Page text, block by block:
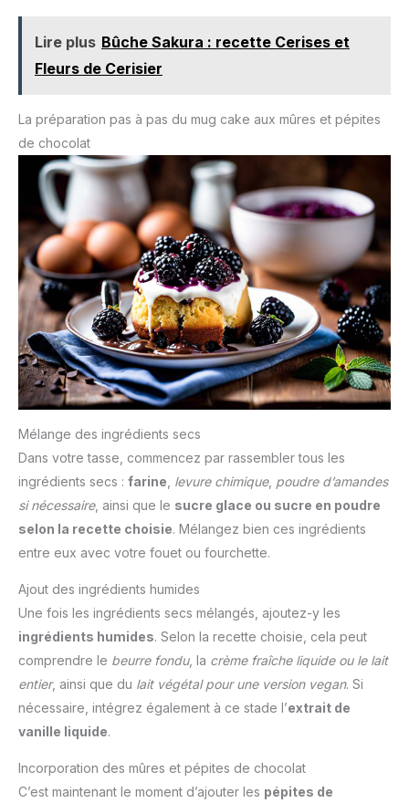
en décoration requise! Notre
vous soyez débutant ou
décoration
Lire plus Bûche Sakura : recette Cerises et
Fleurs de Cerisier
La préparation pas à pas du mug cake aux mûres et pépites
de chocolat
Mélange des ingrédients secs
Dans votre tasse, commencez par rassembler tous les
ingrédients secs : farine, levure chimique, poudre d’amandes
si nécessaire, ainsi que le sucre glace ou sucre en poudre
selon la recette choisie. Mélangez bien ces ingrédients
entre eux avec votre fouet ou fourchette.
Ajout des ingrédients humides
Une fois les ingrédients secs mélangés, ajoutez-y les
ingrédients humides. Selon la recette choisie, cela peut
comprendre le beurre fondu, la crème fraîche liquide ou le lait
entier, ainsi que du lait végétal pour une version vegan. Si
nécessaire, intégrez également à ce stade l’extrait de
vanille liquide.
Incorporation des mûres et pépites de chocolat
C’est maintenant le moment d’ajouter les pépites de